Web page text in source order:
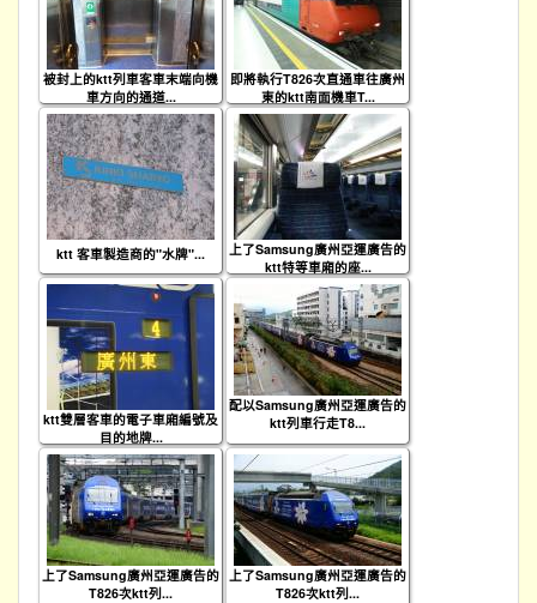
被封上的ktt列車客車末端向機
車方向的通道...
即將執行T826次直通車往廣州
東的ktt南面機車T...
ktt 客車製造商的"水牌"...
上了Samsung廣州亞運廣告的
ktt特等車廂的座...
ktt雙層客車的電子車廂編號及
目的地牌...
配以Samsung廣州亞運廣告的
ktt列車行走T8...
上了Samsung廣州亞運廣告的
T826次ktt列...
上了Samsung廣州亞運廣告的
T826次ktt列...